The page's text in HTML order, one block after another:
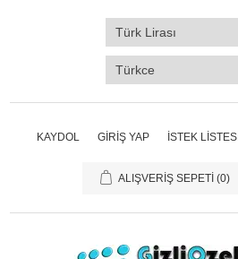
KAYDOL GIRIŞ YAP İSTEK LISTESI
ALIŞVERIŞ SEPETI (0)